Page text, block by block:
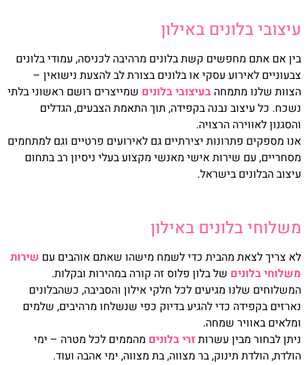
עיצובי בלונים באילון
בין אם אתם מחפשים קשת בלונים מרהיבה לכניסה, עמודי בלונים
צבעוניים לאירוע עסקי או בלונים בצורת לב להצעת נישואין –
הצוות שלנו מתמחה בעיצובי בלונים שמייצרים רושם ראשוני בלתי
נשכח. כל עיצוב נבנה בקפידה, תוך התאמת הצבעים, הגדלים
והסגנון לאווירה הרצויה.
אנו מספקים פתרונות יצירתיים גם לאירועים פרטיים וגם למתחמים
מסחריים, עם שירות אישי מאנשי מקצוע בעלי ניסיון רב בתחום
עיצוב הבלונים בישראל.
משלוחי בלונים באילון
לא צריך לצאת מהבית כדי לשמח מישהו שאתם אוהבים עם שירות
משלוחי בלונים של בלון פלוס זה קורה במהירות ובקלות.
המשלוחים שלנו מגיעים לכל חלקי אילון והסביבה, כשהבלונים
נארזים בקפידה כדי להגיע בדיוק כפי שנשלחו מרהיבים, שלמים
ומלאים באוויר שמחה.
ניתן לבחור מבין עשרותזרי בלונים מהממים לכל מטרה – ימי
הולדת, הולדת תינוק, בר מצווה, בת מצווה, ימי אהבה ועוד.